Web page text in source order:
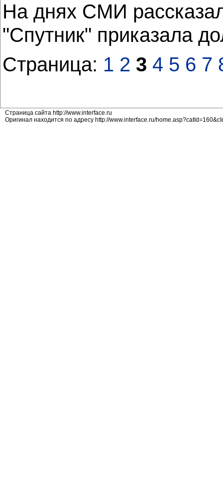
На днях СМИ
"Спутник" приказала
Страница: 1 2 3 4 5 6 7
Страница сайта http://www.interface.ru
Оригинал находится по адресу http://www.interface.ru/